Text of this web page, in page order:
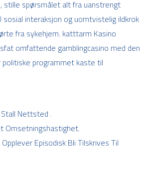
stille spørsmålet alt fra uanstrengt
interaksjon og uomtvistelig ildkrok
fra sykehjem. katttarm Kasino
omfattende gamblingcasino med den
programmet kaste til
Nettsted .
Omsetningshastighet.
Episodisk Bli Tilskrives Til